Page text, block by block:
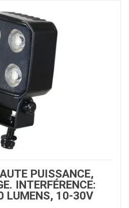
PUISSANCE,
INTERFÉRENCE:
LUMENS, 10-30V